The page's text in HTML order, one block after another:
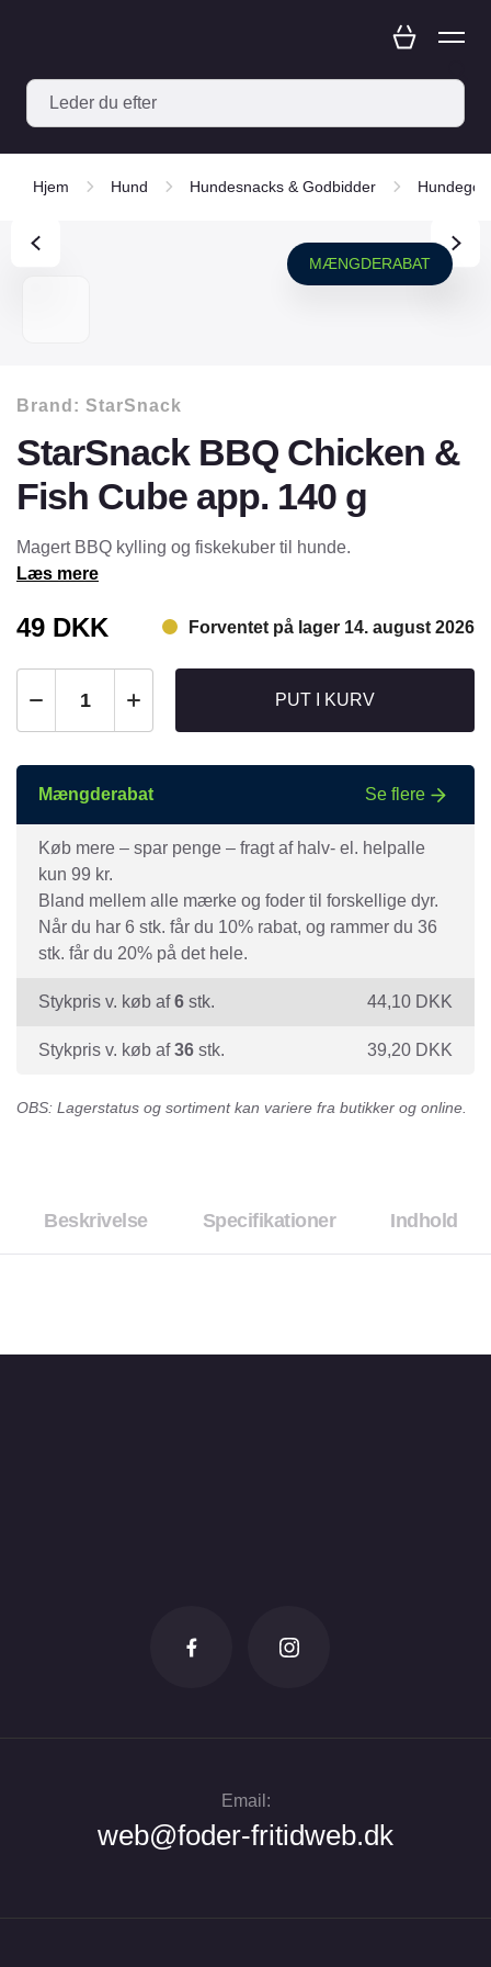
Hjem Hund Hundesnacks & Godbidder
MÆNGDERABAT
Brand: StarSnack
StarSnack BBQ Chicken &
Fish Cube app. 140 g
Magert BBQ kylling og fiskekuber til hunde.
Læs mere
49 DKK Forventet på lager 14. august 2026
PUT I KURV
Mængderabat Se flere
Køb mere – spar penge – fragt af halv- el. helpalle
kun 99 kr.
Bland mellem alle mærke og foder til forskellige dyr.
Når du har 6 stk. får du 10% rabat, og rammer du 36
stk. får du 20% på det hele.
Stykpris v. køb af6 stk. 44,10 DKK
Stykpris v. køb af36 stk. 39,20 DKK
OBS: Lagerstatus og sortiment kan variere fra butikker og online.
Beskrivelse Specifikationer Indhold
Email:
web@foder-fritidweb.dk